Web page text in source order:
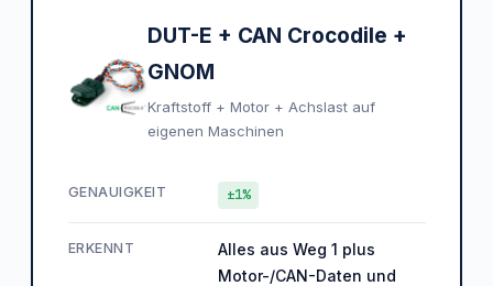
DUT-E + CAN Crocodile +
GNOM
Kraftstoff + Motor + Achslast auf
eigenen Maschinen
GENAUIGKEIT ±1%
ERKENNT
Alles aus Weg 1 plus
Motor-/CAN-Daten und